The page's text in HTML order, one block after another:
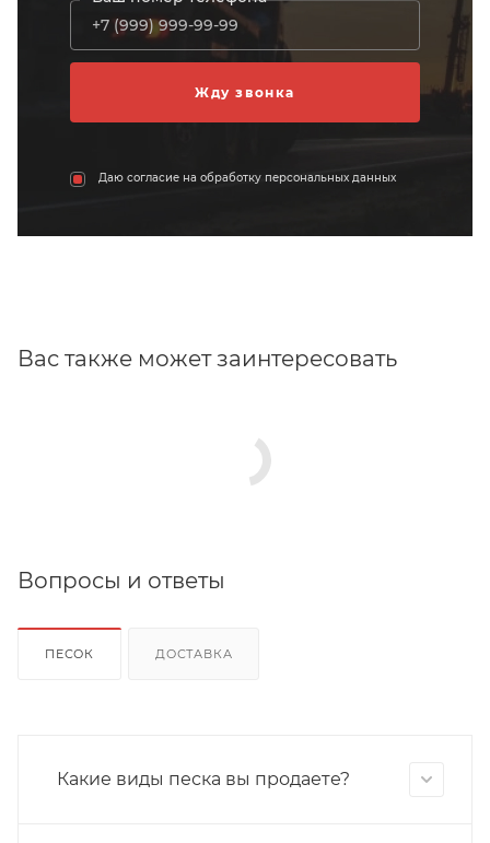
Даю согласие на обработку персональных данных
Вас также может заинтересовать
Вопросы и ответы
ПЕСОК ДОСТАВКА
Какие виды песка вы продаете?